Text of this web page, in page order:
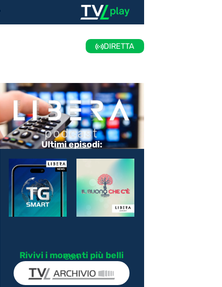
DIRETTA
Ultimi episodi:
Rivivi i momenti più belli
con